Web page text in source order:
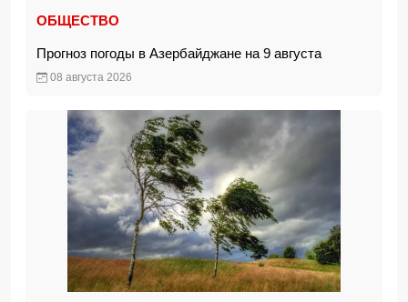
ОБЩЕСТВО
Прогноз погоды в Азербайджане на 9 августа
08 августа 2026